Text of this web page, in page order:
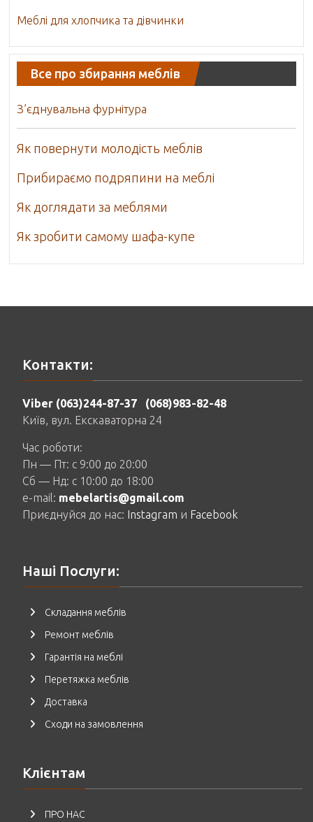
Меблі для хлопчика та дівчинки
Все про збирання меблів
З’єднувальна фурнітура
Як повернути молодість меблів
Прибираємо подряпини на меблі
Як доглядати за меблями
Як зробити самому шафа-купе
Контакти:
Viber (063)244-87-37
(068)983-82-48
Київ, вул. Екскаваторна 24
Час роботи:
Пн — Пт: c 9:00 до 20:00
Сб — Нд: c 10:00 до 18:00
e-mail: mebelartis@gmail.com
Приєднуйся до нас: Instagram и Facebook
Наші Послуги:
Складання меблів
Ремонт меблів
Гарантія на меблі
Перетяжка меблів
Доставка
Сходи на замовлення
Клієнтам
ПРО НАС